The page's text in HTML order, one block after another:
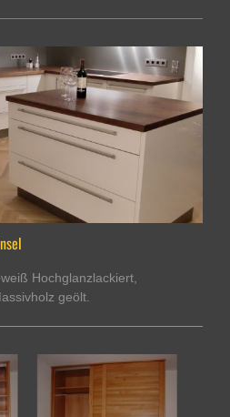
Hochglanzlackiert,
geölt.